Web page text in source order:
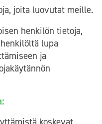
joita luovutat meille.
henkilön tietoja,
lupa
ja